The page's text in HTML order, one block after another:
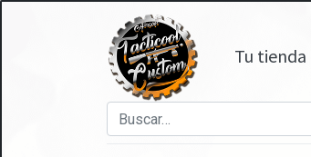
Tu tienda